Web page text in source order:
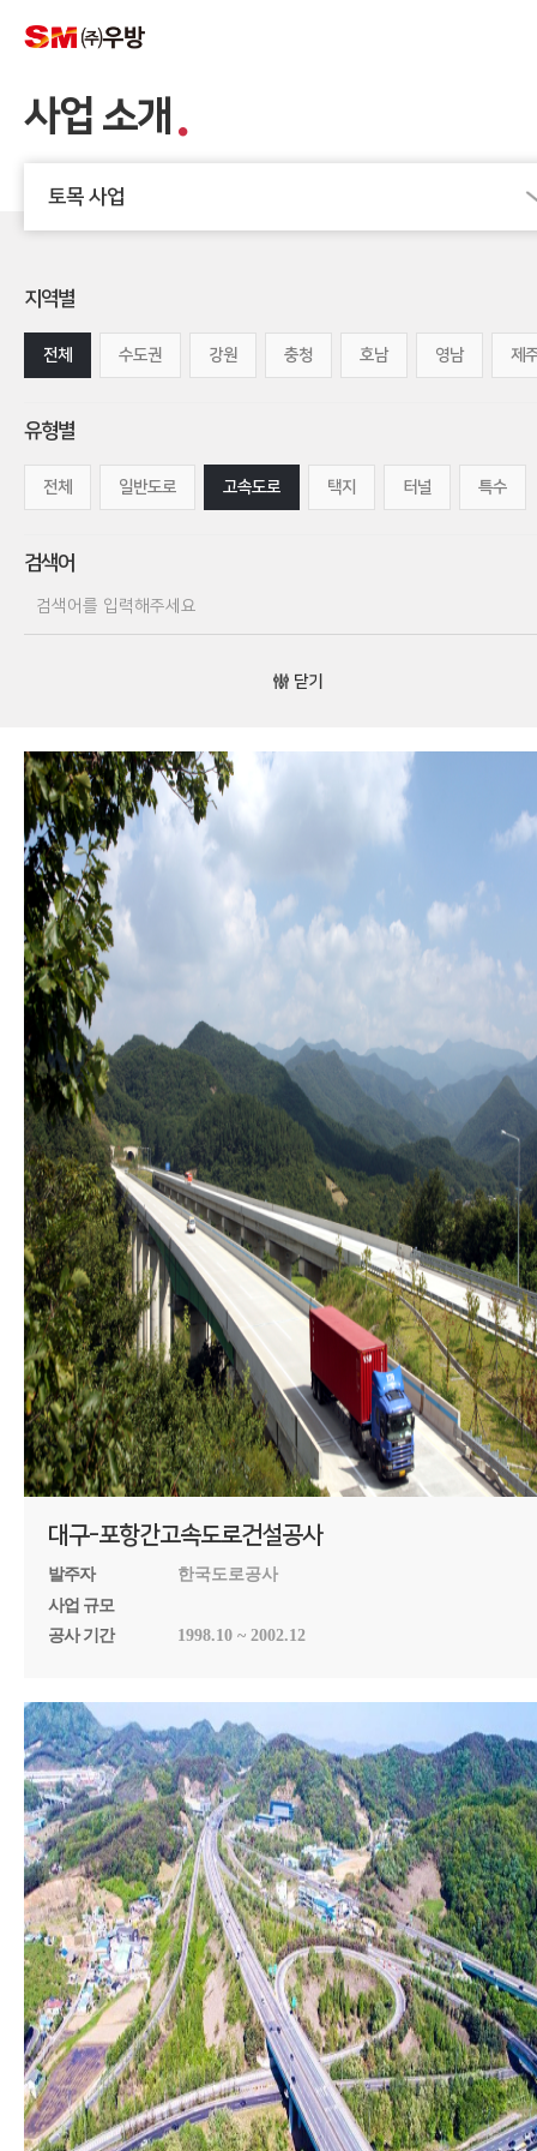
사업 소개
토목 사업
지역별
전체 수도권 강원 충청 호남 영남 제
유형별
전체 일반도로 고속도로 택지 터널 특수
검색어
닫기
대구-포항간고속도로건설공사
발주자
한국도로공사
사업 규모
공사 기간
1998.10 ~ 2002.12